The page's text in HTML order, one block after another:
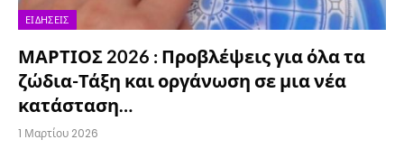
ΕΙΔΉΣΕΙΣ
ΜΑΡΤΙΟΣ 2026 : Προβλέψεις για όλα τα
ζώδια-Τάξη και οργάνωση σε μια νέα
κατάσταση…
1 Μαρτίου 2026